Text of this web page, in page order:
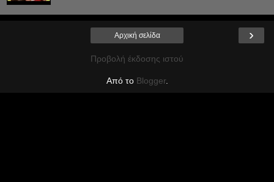
›
Αρχική σελίδα
Προβολή έκδοσης ιστού
Από το Blogger.